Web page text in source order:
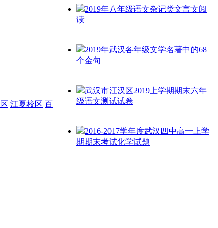
2019年八年级语文杂记类文言文阅
读
2019年武汉各年级文学名著中的68
个金句
武汉市江汉区2019上学期期末六年
级语文测试试卷
2016-2017学年度武汉四中高一上学
期期末考试化学试题
江夏校区 百